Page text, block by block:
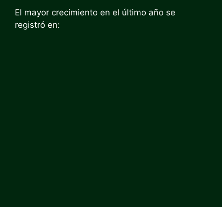
El mayor crecimiento en el último año se
registró en: